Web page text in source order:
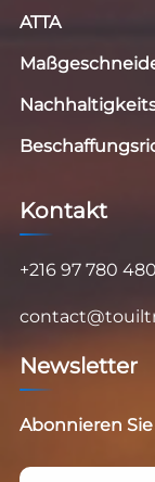
ATTA
Kontakt
+216 97 780 480
Newsletter
Abonnieren